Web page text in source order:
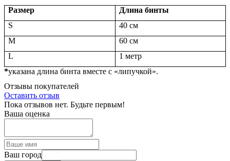
Размер
Длина бинты
S
40 см
M
60 см
L
1 метр
*указана длина бинта вместе с «липучкой».
Отзывы покупателей
Оставить отзыв
Пока отзывов нет. Будьте первым!
Ваша оценка
Ваш город